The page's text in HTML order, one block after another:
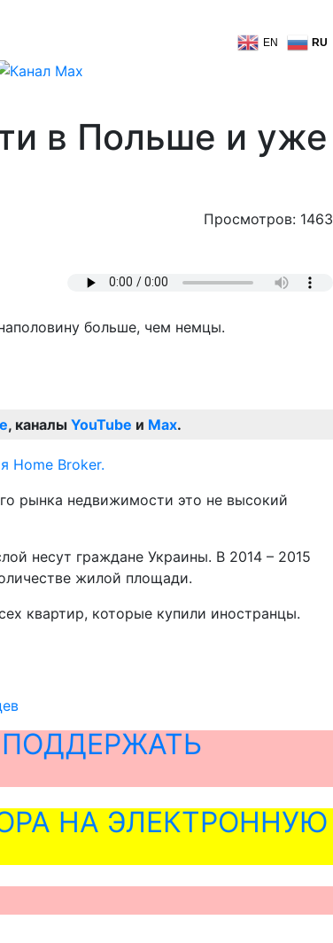
EN RU
в Польше и уже
Просмотров: 1463
больше, чем немцы.
, каналы YouTube и Max.
Home Broker.
рынка недвижимости это не высокий
несут граждане Украины. В 2014 – 2015
жилой площади.
квартир, которые купили иностранцы.
НА ЭЛЕКТРОННУЮ